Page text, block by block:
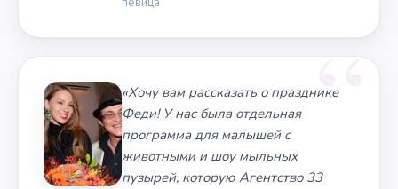
«Хочу вам рассказать о празднике
Феди! У нас была отдельная
программа для малышей с
животными и шоу мыльных
пузырей, которую Агентство 33